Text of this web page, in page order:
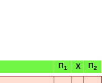
П1 X П2